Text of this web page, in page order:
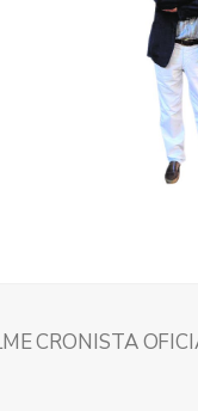
CRONISTA